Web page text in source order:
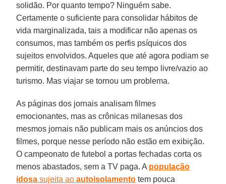
solidão. Por quanto tempo? Ninguém sabe.
Certamente o suficiente para consolidar hábitos de
vida marginalizada, tais a modificar não apenas os
consumos, mas também os perfis psíquicos dos
sujeitos envolvidos. Aqueles que até agora podiam se
permitir, destinavam parte do seu tempo livre/vazio ao
turismo. Mas viajar se tornou um problema.
As páginas dos jornais analisam filmes
emocionantes, mas as crônicas milanesas dos
mesmos jornais não publicam mais os anúncios dos
filmes, porque nesse período não estão em exibição.
O campeonato de futebol a portas fechadas corta os
menos abastados, sem a TV paga. A população
idosa sujeita aoautoisolamento tem pouca